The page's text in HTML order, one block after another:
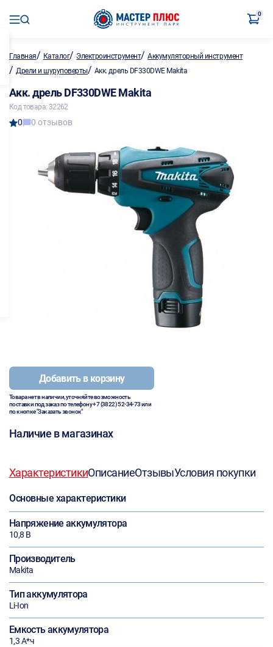
0
Главная/ Каталог/ Электроинструмент/Аккумуляторный инструмент
/ Дрели и шуруповерты/ Акк. дрель DF330DWE Makita
Акк. дрель DF330DWE Makita
Код товара: 32262
0 0 отзывов
Добавить в корзину
Товара нет в наличии, уточняйте возможность
поставки под заказ по телефону+7 (3822) 52-34-73или
по кнопке "Заказать звонок"
Наличие в магазинах
ХарактеристикиОписаниеОтзывыУсловия покупки
Основные характеристики
Напряжение аккумулятора
10,8 В
Производитель
Makita
Тип аккумулятора
Li-Ion
Емкость аккумулятора
1,3 А*ч